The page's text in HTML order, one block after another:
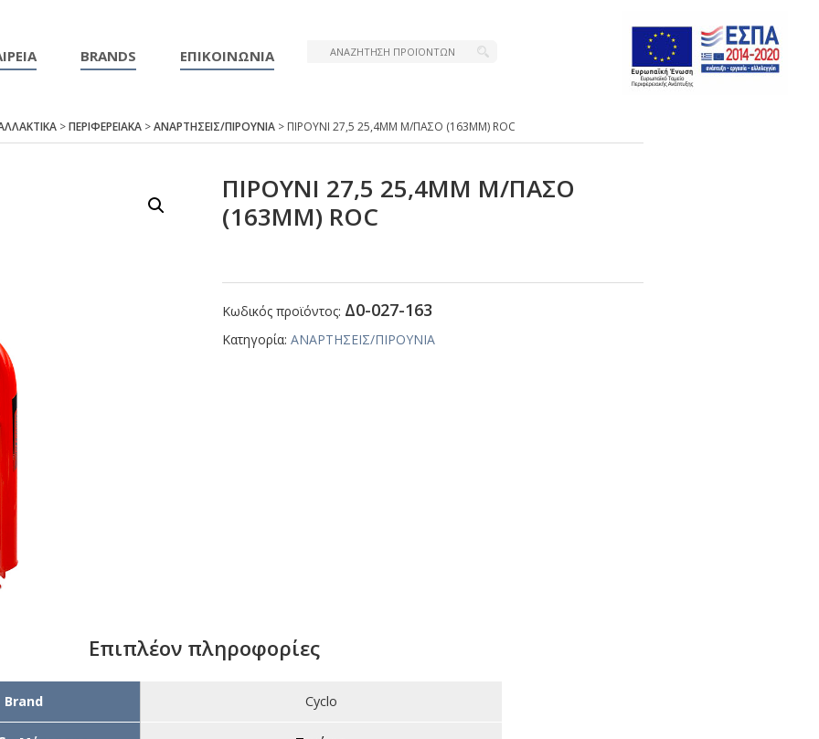
BRANDS ΕΠΙΚΟΙΝΩΝΙΑ
>ΠΕΡΙΦΕΡΕΙΑΚΑ>ΑΝΑΡΤΗΣΕΙΣ/ΠΙΡΟΥΝΙΑ> ΠΙΡΟΥΝΙ 27,5 25,4ΜΜ Μ/ΠΑΣΟ (163ΜΜ) RΟC
ΠΙΡΟΥΝΙ 27,5 25,4ΜΜ Μ/ΠΑΣΟ
(163ΜΜ) RΟC
Κωδικός προϊόντος: Δ0-027-163
Κατηγορία:ΑΝΑΡΤΗΣΕΙΣ/ΠΙΡΟΥΝΙΑ
Επιπλέον πληροφορίες
Brand Cyclo